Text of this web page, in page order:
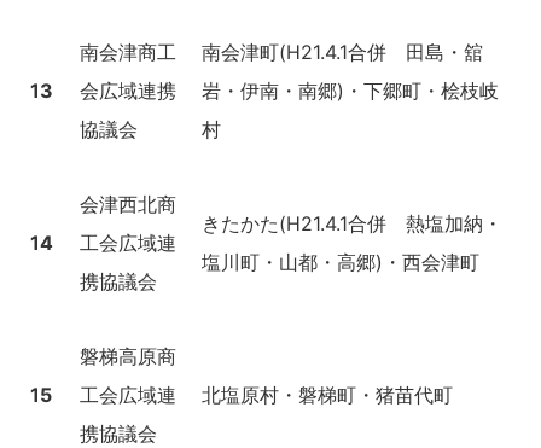
13
南会津商工
会広域連携
協議会
南会津町(H21.4.1合併 田島・舘
岩・伊南・南郷)・下郷町・桧枝岐
村
14
会津西北商
工会広域連
携協議会
きたかた(H21.4.1合併 熱塩加納・
塩川町・山都・高郷)・西会津町
15
磐梯高原商
工会広域連
携協議会
北塩原村・磐梯町・猪苗代町